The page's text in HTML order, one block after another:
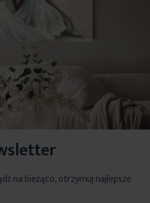
na bieżąco, otrzymuj najlepsze